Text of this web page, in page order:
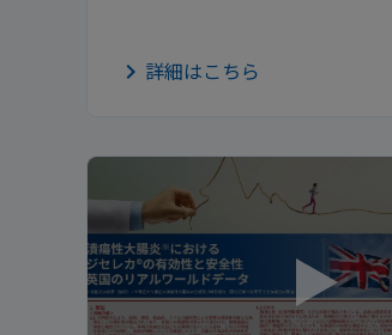
詳細はこちら